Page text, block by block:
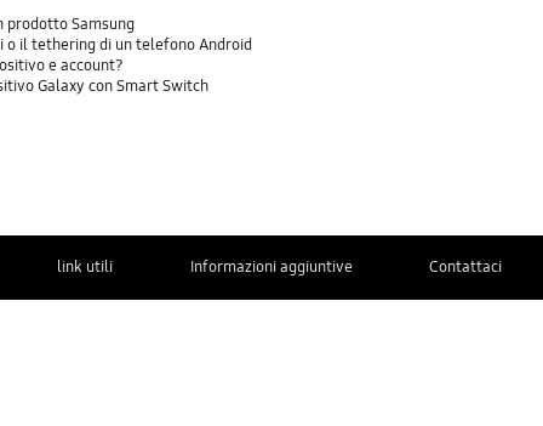
prodotto Samsung
o il tethering di un telefono Android
e account?
Galaxy con Smart Switch
link utili Informazioni aggiuntive Contattaci